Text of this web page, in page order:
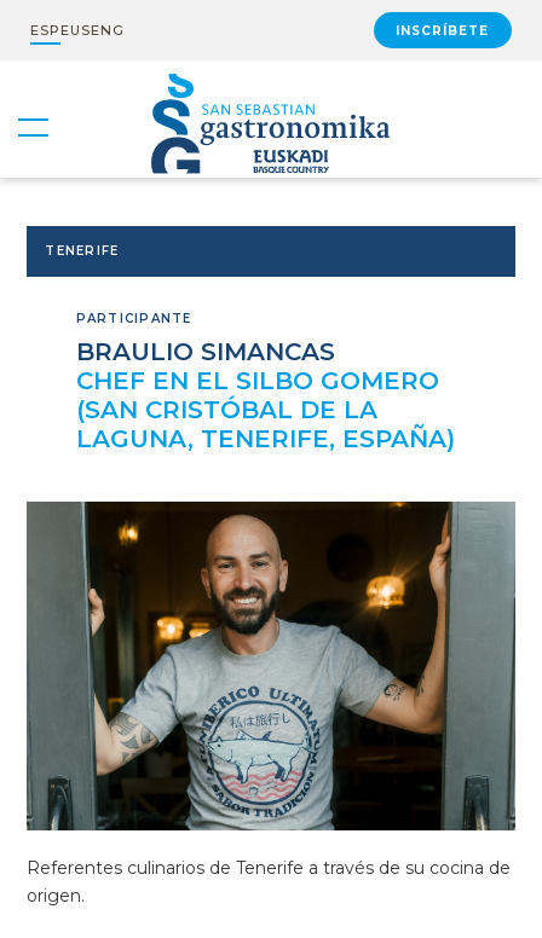
ESPEUSENG INSCRÍBETE
TENERIFE
PARTICIPANTE
BRAULIO SIMANCAS
CHEF EN EL SILBO GOMERO
(SAN CRISTÓBAL DE LA
LAGUNA, TENERIFE, ESPAÑA)
Referentes culinarios de Tenerife a través de su cocina de
origen.